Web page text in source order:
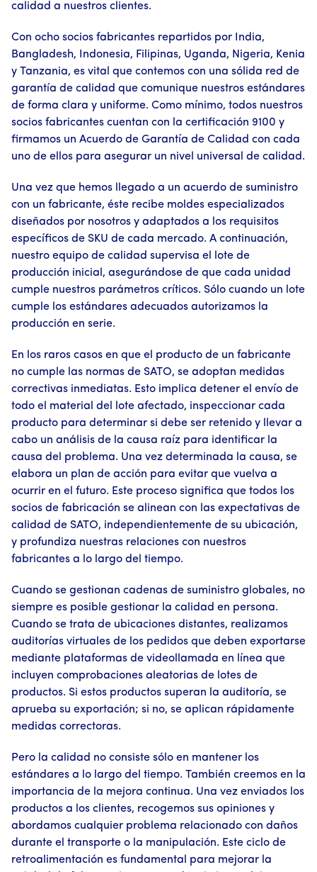
calidad a nuestros clientes.
Con ocho socios fabricantes repartidos por India,
Bangladesh, Indonesia, Filipinas, Uganda, Nigeria, Kenia
y Tanzania, es vital que contemos con una sólida red de
garantía de calidad que comunique nuestros estándares
de forma clara y uniforme. Como mínimo, todos nuestros
socios fabricantes cuentan con la certificación 9100 y
firmamos un Acuerdo de Garantía de Calidad con cada
uno de ellos para asegurar un nivel universal de calidad.
Una vez que hemos llegado a un acuerdo de suministro
con un fabricante, éste recibe moldes especializados
diseñados por nosotros y adaptados a los requisitos
específicos de SKU de cada mercado. A continuación,
nuestro equipo de calidad supervisa el lote de
producción inicial, asegurándose de que cada unidad
cumple nuestros parámetros críticos. Sólo cuando un lote
cumple los estándares adecuados autorizamos la
producción en serie.
En los raros casos en que el producto de un fabricante
no cumple las normas de SATO, se adoptan medidas
correctivas inmediatas. Esto implica detener el envío de
todo el material del lote afectado, inspeccionar cada
producto para determinar si debe ser retenido y llevar a
cabo un análisis de la causa raíz para identificar la
causa del problema. Una vez determinada la causa, se
elabora un plan de acción para evitar que vuelva a
ocurrir en el futuro. Este proceso significa que todos los
socios de fabricación se alinean con las expectativas de
calidad de SATO, independientemente de su ubicación,
y profundiza nuestras relaciones con nuestros
fabricantes a lo largo del tiempo.
Cuando se gestionan cadenas de suministro globales, no
siempre es posible gestionar la calidad en persona.
Cuando se trata de ubicaciones distantes, realizamos
auditorías virtuales de los pedidos que deben exportarse
mediante plataformas de videollamada en línea que
incluyen comprobaciones aleatorias de lotes de
productos. Si estos productos superan la auditoría, se
aprueba su exportación; si no, se aplican rápidamente
medidas correctoras.
Pero la calidad no consiste sólo en mantener los
estándares a lo largo del tiempo. También creemos en la
importancia de la mejora continua. Una vez enviados los
productos a los clientes, recogemos sus opiniones y
abordamos cualquier problema relacionado con daños
durante el transporte o la manipulación. Este ciclo de
retroalimentación es fundamental para mejorar la